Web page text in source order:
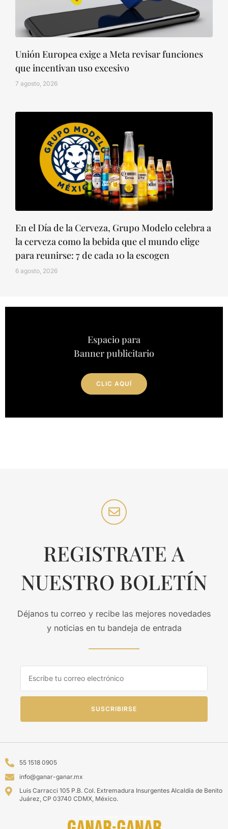
Unión Europea exige a Meta revisar funciones
que incentivan uso excesivo
7 agosto, 2026
En el Día de la Cerveza, Grupo Modelo celebra a
la cerveza como la bebida que el mundo elige
para reunirse: 7 de cada 10 la escogen
6 agosto, 2026
Espacio para
Banner publicitario
CLIC AQUÍ
REGISTRATE A
NUESTRO BOLETÍN
Déjanos tu correo y recibe las mejores novedades
y noticias en tu bandeja de entrada
SUSCRIBIRSE
55 1518 0905
info@ganar-ganar.mx
Luis Carracci 105 P.B. Col. Extremadura Insurgentes Alcaldía de Benito
Juárez, CP 03740 CDMX, México.